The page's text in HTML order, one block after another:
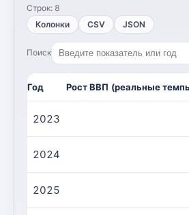
Строк: 8
Колонки
CSV JSON
Поиск
Год Рост ВВП (реальные
2023
2024
2025